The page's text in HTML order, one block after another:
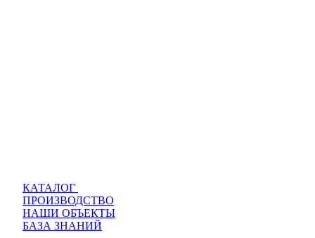
КАТАЛОГ
ПРОИЗВОДСТВО
НАШИ ОБЪЕКТЫ
БАЗА ЗНАНИЙ